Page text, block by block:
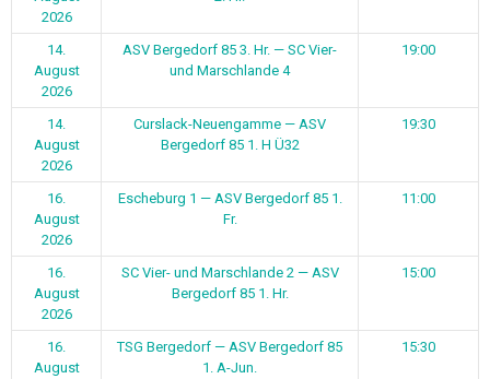
2026
14.
August
2026
ASV Bergedorf 85 3. Hr. — SC Vier-
und Marschlande 4
19:00
14.
August
2026
Curslack-Neuengamme — ASV
Bergedorf 85 1. H Ü32
19:30
16.
August
2026
Escheburg 1 — ASV Bergedorf 85 1.
Fr.
11:00
16.
August
2026
SC Vier- und Marschlande 2 — ASV
Bergedorf 85 1. Hr.
15:00
16.
August
TSG Bergedorf — ASV Bergedorf 85
1. A-Jun.
15:30